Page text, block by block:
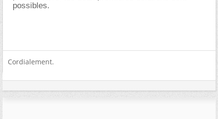
possibles.
Cordialement.